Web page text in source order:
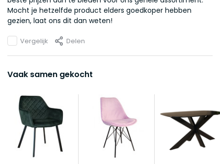
Mocht je hetzelfde product elders goedkoper hebben
gezien, laat ons dit dan weten!
Vergelijk Delen
Vaak samen gekocht